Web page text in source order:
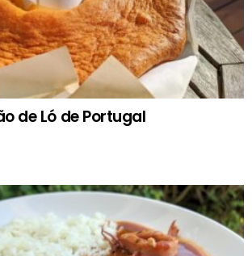
de Ló de Portugal